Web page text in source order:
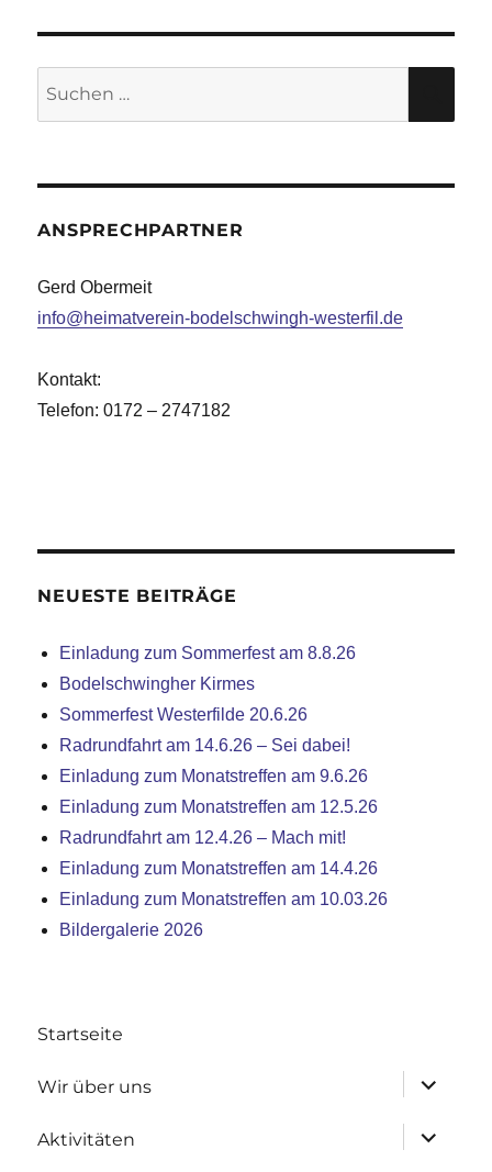
ANSPRECHPARTNER
Gerd Obermeit
info@heimatverein-bodelschwingh-westerfil.de
Kontakt:
Telefon: 0172 – 2747182
NEUESTE BEITRÄGE
Einladung zum Sommerfest am 8.8.26
Bodelschwingher Kirmes
Sommerfest Westerfilde 20.6.26
Radrundfahrt am 14.6.26 – Sei dabei!
Einladung zum Monatstreffen am 9.6.26
Einladung zum Monatstreffen am 12.5.26
Radrundfahrt am 12.4.26 – Mach mit!
Einladung zum Monatstreffen am 14.4.26
Einladung zum Monatstreffen am 10.03.26
Bildergalerie 2026
Startseite
Wir über uns
Aktivitäten